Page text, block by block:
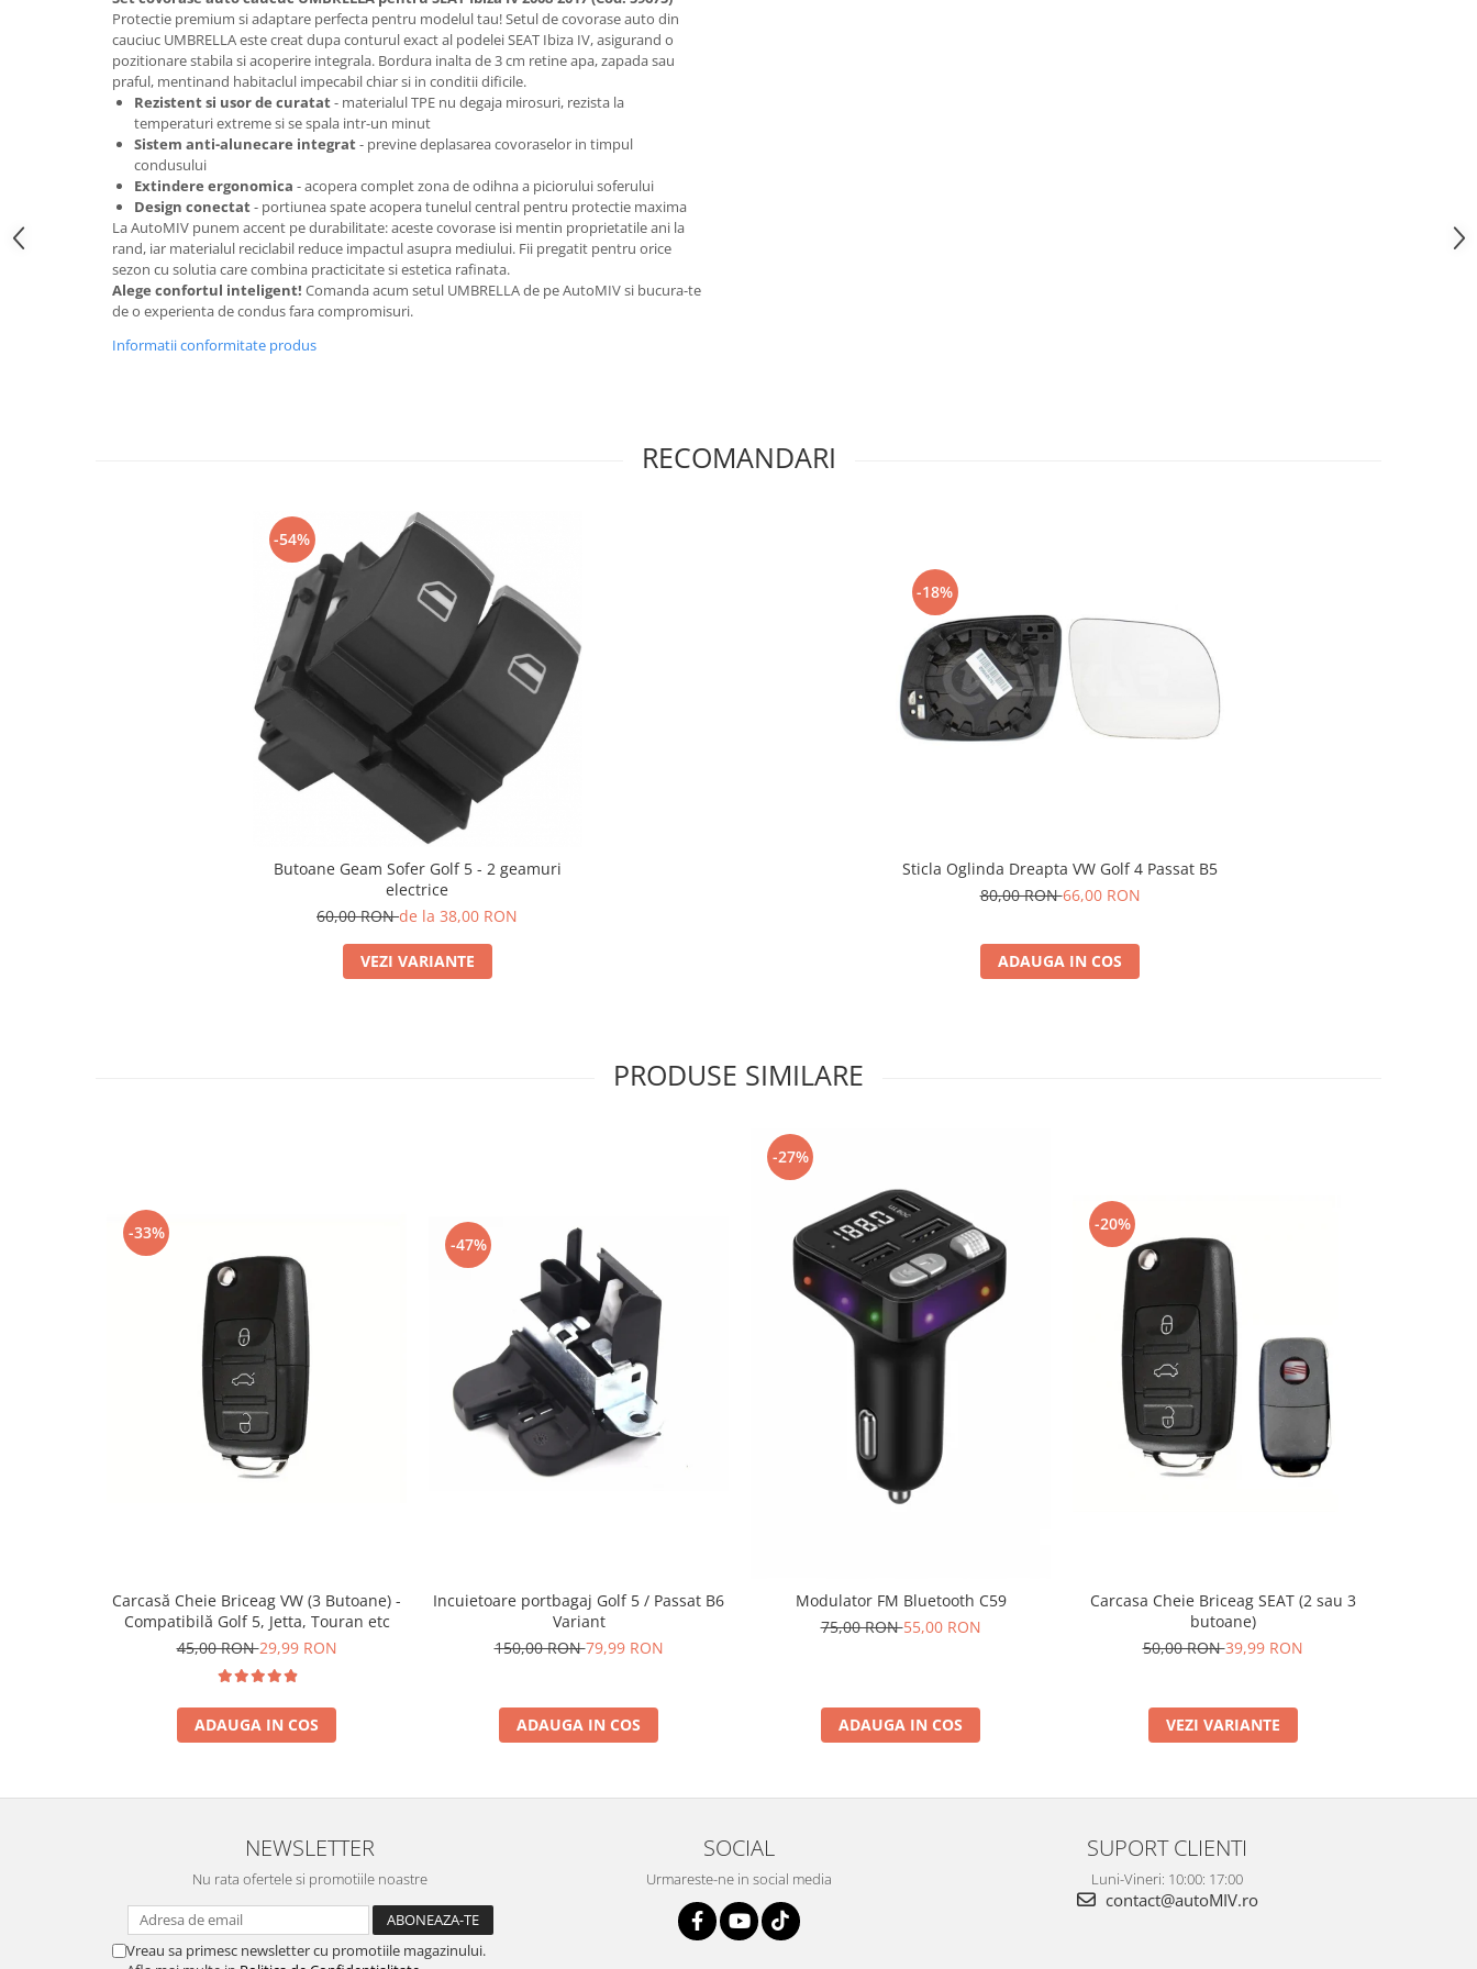
Pompa Spalator Parbriz
Accesorii Camioane
Lampi si Proiectoare Camion
Marcaje si Echipamente de
Accesorii Cabina Camion
Echipamente Electrice si
Pneumatice
Echipamente ADR si Utilitare
Uleiuri si Lichide Auto
Protectie premium si adaptare perfecta pentru modelul tau! Setul de covorase auto din
cauciuc UMBRELLA este creat dupa conturul exact al podelei SEAT Ibiza IV, asigurand o
pozitionare stabila si acoperire integrala. Bordura inalta de 3 cm retine apa, zapada sau
praful, mentinand habitaclul impecabil chiar si in conditii dificile.
Rezistent si usor de curatat- materialul TPE nu degaja mirosuri, rezista la
temperaturi extreme si se spala intr-un minut
Sistem anti-alunecare integrat- previne deplasarea covoraselor in timpul
condusului
Extindere ergonomica - acopera complet zona de odihna a piciorului soferului
Design conectat- portiunea spate acopera tunelul central pentru protectie maxima
La AutoMIV punem accent pe durabilitate: aceste covorase isi mentin proprietatile ani la
rand, iar materialul reciclabil reduce impactul asupra mediului. Fii pregatit pentru orice
sezon cu solutia care combina practicitate si estetica rafinata.
Alege confortul inteligent! Comanda acum setul UMBRELLA de pe AutoMIV si bucura-te
de o experienta de condus fara compromisuri.
Informatii conformitate produs
RECOMANDARI
-54%
Butoane Geam Sofer Golf 5 - 2 geamuri
electrice
60,00 RONde la 38,00 RON
VEZI VARIANTE
-18%
Sticla Oglinda Dreapta VW Golf 4 Passat B5
80,00 RON66,00 RON
ADAUGA IN COS
PRODUSE SIMILARE
-33%
Carcasă Cheie Briceag VW (3 Butoane) -
Compatibilă Golf 5, Jetta, Touran etc
45,00 RON29,99 RON
ADAUGA IN COS
-47%
Incuietoare portbagaj Golf 5 / Passat B6
Variant
150,00 RON79,99 RON
ADAUGA IN COS
-27%
Modulator FM Bluetooth C59
75,00 RON55,00 RON
ADAUGA IN COS
-20%
Carcasa Cheie Briceag SEAT (2 sau 3
butoane)
50,00 RON39,99 RON
VEZI VARIANTE
NEWSLETTER
Nu rata ofertele si promotiile noastre
Vreau sa primesc newsletter cu promotiile magazinului.
SOCIAL
Urmareste-ne in social media
SUPORT CLIENTI
Luni-Vineri: 10:00: 17:00
contact@autoMIV.ro